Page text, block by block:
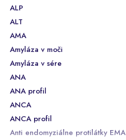
ALP
ALT
AMA
Amyláza v moči
Amyláza v sére
ANA
ANA profil
ANCA
ANCA profil
Anti endomyziálne protilátky EMA